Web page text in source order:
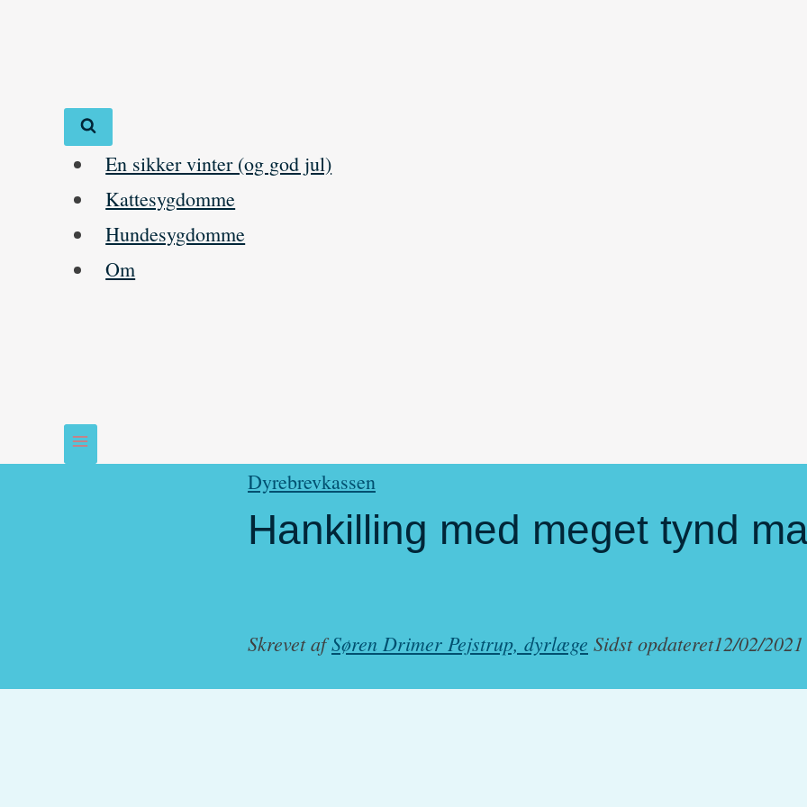
En sikker vinter (og god jul)
Kattesygdomme
Hundesygdomme
Om
Dyrebrevkassen
Hankilling med meget tynd
Skrevet afSøren Drimer Pejstrup, dyrlæge Sidst opdateret12/02/2021